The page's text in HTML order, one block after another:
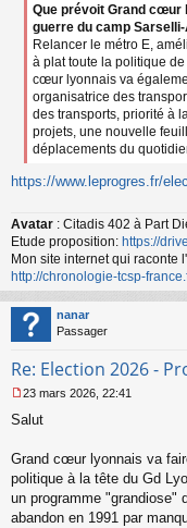
Que prévoit Grand cœur
guerre du camp
Relancer le métro E,
à plat toute la politique
cœur lyonnais va
organisatrice des
des transports, priorité à
projets, une nouvelle
déplacements du
https://www.leprogres.fr/
Avatar : Citadis 402 à Part
Etude proposition: https://
Mon site internet qui raconte
http://chronologie-tcsp-
nanar
Passager
Re: Election 2026 -
e
s
a
g
e
n
23 mars 2026, 22:41
Salut
Grand cœur lyonnais va
politique à la tête du Gd
un programme "grandiose"
abandon en 1991 par